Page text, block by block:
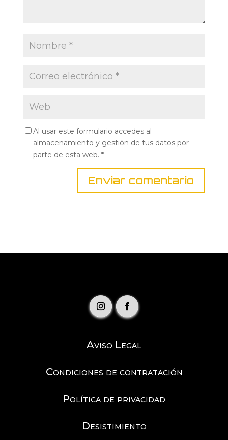
Al usar este formulario accedes al
almacenamiento y gestión de tus datos por
parte de esta web. *
Aviso Legal
Condiciones de contratación
Política de privacidad
Desistimiento